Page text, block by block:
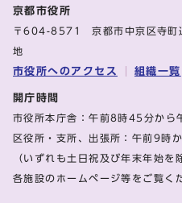
京都市役所
〒604-8571 京都市中京区寺町
地
市役所へのアクセス 組織一覧
開庁時間
市役所本庁舎：午前8時45分か
区役所・支所、出張所：午前9時
（いずれも土日祝及び年末年始を
各施設のホームページ等をご覧く